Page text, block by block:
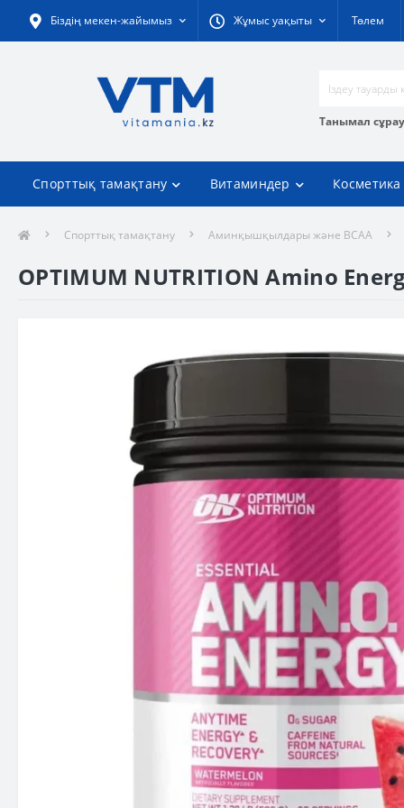
Біздің мекен-жайымыз Жұмыс уақыты Төлем
Танымал
Спорттық тамақтану Витаминдер Косметика
Спорттық тамақтану Аминқышқылдары және BCAA
OPTIMUM NUTRITION Amino